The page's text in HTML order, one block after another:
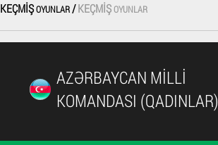
KEÇMIŞOYUNLAR/KEÇMIŞOYUNLAR
AZƏRBAYCAN MILLI
KOMANDASI (QADINLAR)